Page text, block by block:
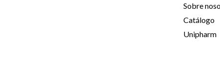
Sobre
Catálogo
Unipharm